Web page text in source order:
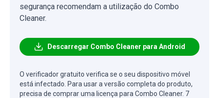
segurança recomendam a utilização do Combo
Cleaner.
Descarregar Combo Cleaner para Android
O verificador gratuito verifica se o seu dispositivo móvel
está infectado. Para usar a versão completa do produto,
precisa de comprar uma licença para Combo Cleaner. 7